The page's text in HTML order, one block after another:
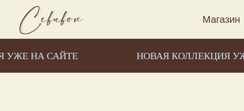
Магазин
САЙТЕ НОВАЯ КОЛЛЕКЦИЯ УЖЕ НА